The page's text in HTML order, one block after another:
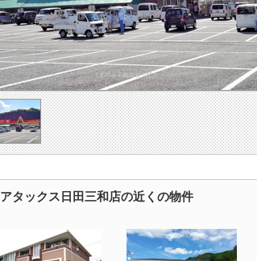
アタックス日田三和店の近くの物件